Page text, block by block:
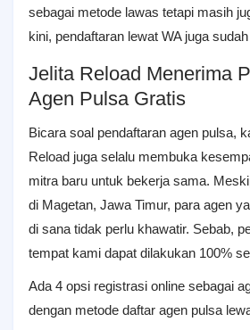
sebagai metode lawas tetapi masih
kini, pendaftaran lewat WA juga
Jelita Reload Menerima
Agen Pulsa Gratis
Bicara soal pendaftaran agen pulsa,
Reload juga selalu membuka
mitra baru untuk bekerja sama.
di Magetan, Jawa Timur, para agen
di sana tidak perlu khawatir. Sebab,
tempat kami dapat dilakukan 100%
Ada 4 opsi registrasi online sebagai
dengan metode daftar agen pulsa